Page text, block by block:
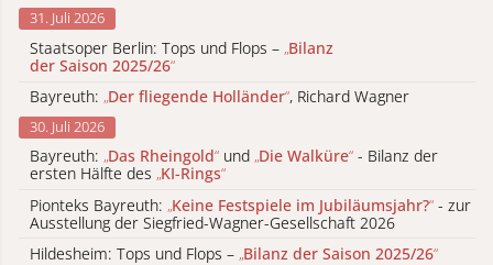
31. Juli 2026
Staatsoper Berlin: Tops und Flops – „Bilanz
der Saison 2025/26“
Bayreuth: „Der fliegende Holländer“, Richard Wagner
30. Juli 2026
Bayreuth: „Das Rheingold“ und „Die Walküre“ - Bilanz der
ersten Hälfte des „KI-Rings“
Pionteks Bayreuth: „Keine Festspiele im Jubiläumsjahr?“ - zur
Ausstellung der Siegfried-Wagner-Gesellschaft 2026
Hildesheim: Tops und Flops – „Bilanz der Saison 2025/26“